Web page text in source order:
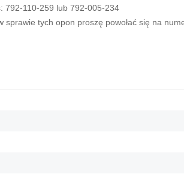
792-110-259 lub 792-005-234
sprawie tych opon proszę powołać się na